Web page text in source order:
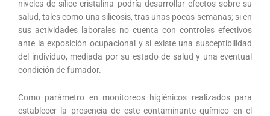
niveles de sílice cristalina podría desarrollar efectos sobre su
salud, tales como una silicosis, tras unas pocas semanas; si en
sus actividades laborales no cuenta con controles efectivos
ante la exposición ocupacional y si existe una susceptibilidad
del individuo, mediada por su estado de salud y una eventual
condición de fumador.
Como parámetro en monitoreos higiénicos realizados para
establecer la presencia de este contaminante químico en el